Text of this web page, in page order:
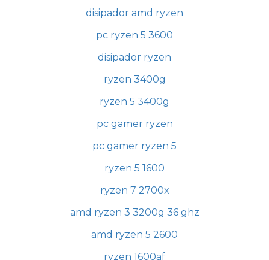
disipador amd ryzen
pc ryzen 5 3600
disipador ryzen
ryzen 3400g
ryzen 5 3400g
pc gamer ryzen
pc gamer ryzen 5
ryzen 5 1600
ryzen 7 2700x
amd ryzen 3 3200g 36 ghz
amd ryzen 5 2600
ryzen 1600af